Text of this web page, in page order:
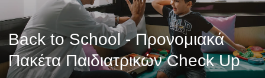
Back to School - Προνομιακά
Πακέτα Παιδιατρικών Check Up